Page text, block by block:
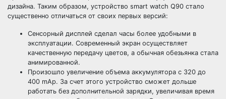
дизайна. Таким образом, устройство smart watch Q90 стало
существенно отличаться от своих первых версий:
Сенсорный дисплей сделал часы более удобными в
эксплуатации. Современный экран осуществляет
качественную передачу цветов, а обычная обезьянка стала
анимированной.
Произошло увеличение объема аккумулятора с 320 до
400 mAp. За счет этого устройство сможет дольше
работать без дополнительной зарядки, увеличивая время